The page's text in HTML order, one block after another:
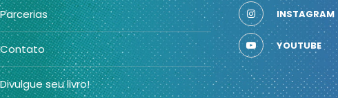
Parcerias
Contato
Divulgue seu livro!
INSTAGRAM
YOUTUBE